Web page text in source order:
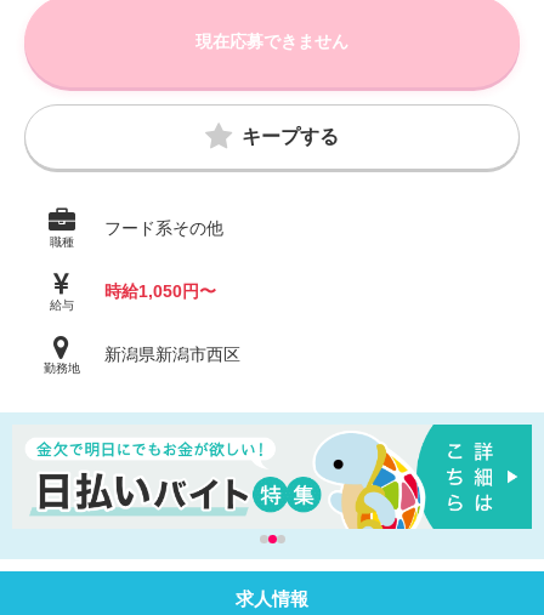
現在応募できません
キープする
職種
フード系その他
給与
時給1,050円〜
勤務地
新潟県新潟市西区
求人情報